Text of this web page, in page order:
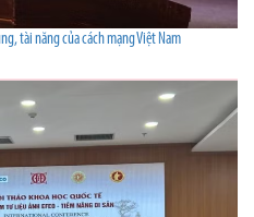
tài năng của cách mạng Việt Nam